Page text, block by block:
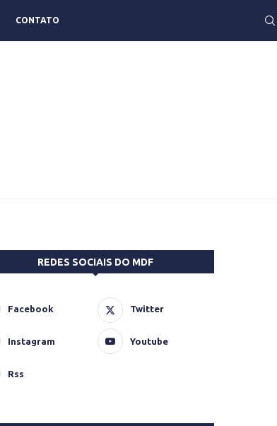
CONTATO
REDES SOCIAIS DO MDF
Facebook Twitter
Instagram Youtube
Rss